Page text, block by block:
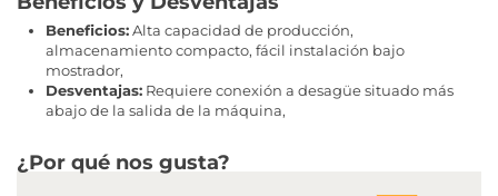
Beneficios:Alta capacidad de producción,
almacenamiento compacto, fácil instalación bajo
mostrador,
Desventajas: Requiere conexión a desagüe situado más
abajo de la salida de la máquina,
¿Por qué nos gusta?